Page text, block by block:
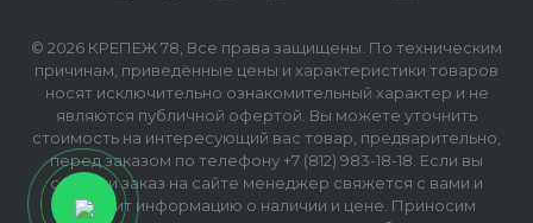
© 2026 КРЕПЕЖ 78, Все права защищены. По техническим
причинам, приведённые цены и характеристики товаров
носят исключительно ознакомительный характер и не
являются публичной офертой. Вы можете уточнить
стоимость на интересующий вас товар, предварительно,
перед заказом по телефону +7 (812) 983-18-18. Если вы
сделали заказ на сайте менеджер свяжется с вами и
сообщит информацию о наличии и цене. Приносим